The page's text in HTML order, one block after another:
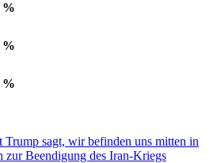
%
%
%
Trump sagt, wir befinden uns mitten in
zur Beendigung des Iran-Kriegs